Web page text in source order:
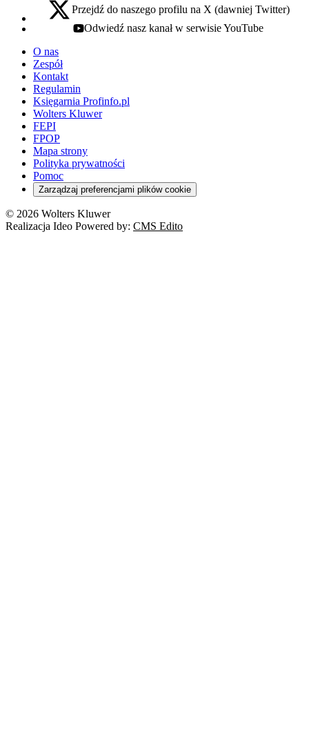
x - otwiera się w nowej karcie
Przejdź do naszego profilu na X (dawniej Twitter)
youtube - otwiera się w nowej karcie
Odwiedź nasz kanał w serwisie YouTube
O nas
Zespół
Kontakt
Regulamin
Księgarnia Profinfo.pl
Wolters Kluwer
FEPI
FPOP
Mapa strony
Polityka prywatności
Pomoc
Zarządzaj preferencjami plików cookie
© 2026 Wolters Kluwer
Realizacja Ideo Powered by: CMS Edito